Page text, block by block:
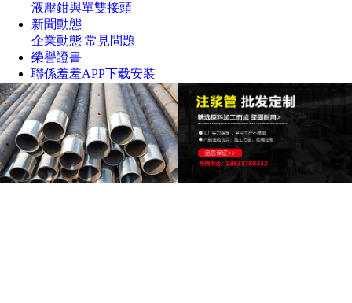
液壓鉗與單雙接頭
新聞動態
企業動態 常見問題
榮譽證書
聯係羞羞APP下载安装